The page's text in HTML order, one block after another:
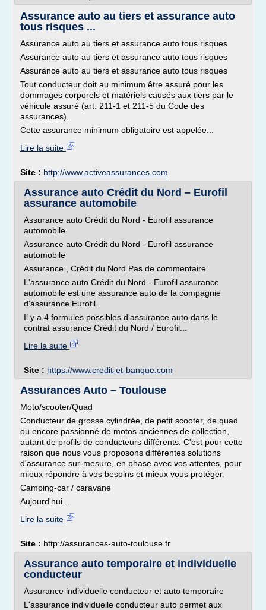
Assurance auto au tiers et assurance auto
tous risques ...
Assurance auto au tiers et assurance auto tous risques
Assurance auto au tiers et assurance auto tous risques
Assurance auto au tiers et assurance auto tous risques
Tout conducteur doit au minimum être assuré pour les
dommages corporels et matériels causés aux tiers par le
véhicule assuré (art. 211-1 et 211-5 du Code des
assurances).
Cette assurance minimum obligatoire est appelée...
Lire la suite
Site : http://www.activeassurances.com
Assurance auto Crédit du Nord – Eurofil
assurance automobile
Assurance auto Crédit du Nord - Eurofil assurance
automobile
Assurance auto Crédit du Nord - Eurofil assurance
automobile
Assurance , Crédit du Nord Pas de commentaire
L'assurance auto Crédit du Nord - Eurofil assurance
automobile est une assurance auto de la compagnie
d'assurance Eurofil.
Il y a 4 formules possibles d'assurance auto dans le
contrat assurance Crédit du Nord / Eurofil...
Lire la suite
Site : https://www.credit-et-banque.com
Assurances Auto – Toulouse
Moto/scooter/Quad
Conducteur de grosse cylindrée, de petit scooter, de quad
ou encore passionné de motos anciennes de collection,
autant de profils de conducteurs différents. C'est pour cette
raison que nous vous proposons différentes solutions
d'assurance sur-mesure, en phase avec vos attentes, pour
mieux répondre à vos besoins et mieux vous protéger.
Camping-car / caravane
Aujourd'hui...
Lire la suite
Site : http://assurances-auto-toulouse.fr
Assurance auto temporaire et individuelle
conducteur
Assurance individuelle conducteur et auto temporaire
L'assurance individuelle conducteur auto permet aux